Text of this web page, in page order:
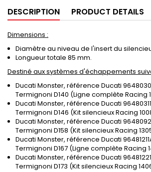
DESCRIPTION PRODUCT DETAILS
Dimensions :
Diamètre au niveau de l'insert du
Longueur totale 85 mm.
Destiné aux systèmes d'échappements
Ducati Monster, référence Ducati
Termignoni D140 (Ligne complète Racing
Ducati Monster, référence Ducati
Termignoni D146 (Kit silencieux Racing
Ducati Monster, référence Ducati
Termignoni D158 (Kit silencieux Racing
Ducati Monster, référence Ducati
Termignoni D167 (Ligne complète Racing
Ducati Monster, référence Ducati
Termignoni D173 (Kit silencieux Racing